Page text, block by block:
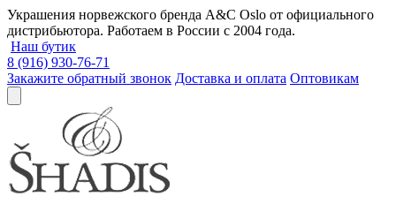
Украшения норвежского бренда A&C Oslo от официального
дистрибьютора. Работаем в России с 2004 года.
Наш бутик
8 (916) 930-76-71
Закажите обратный звонок Доставка и оплата Оптовикам